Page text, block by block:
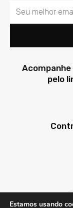
Email
pelo
Estamos usando